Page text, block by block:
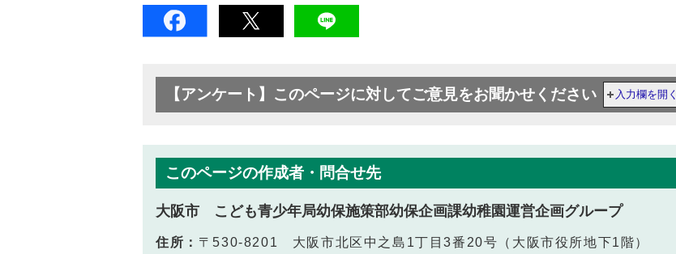
【アンケート】このページに対してご意見をお聞かせください 入力欄を開く
このページの作成者・問合せ先
大阪市 こども青少年局幼保施策部幼保企画課幼稚園運営企画グループ
住所： 〒530-8201 大阪市北区中之島1丁目3番20号（大阪市役所地下1階）